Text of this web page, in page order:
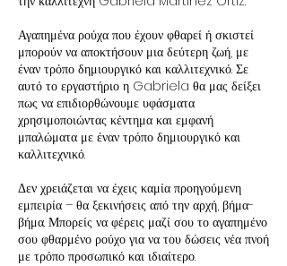
Αγαπημένα ρούχα που έχουν φθαρεί ή σκιστεί
μπορούν να αποκτήσουν μια δεύτερη ζωή, με
έναν τρόπο δημιουργικό και καλλιτεχνικό. Σε
αυτό το εργαστήριο η Gabriela θα μας δείξει
πως να επιδιορθώνουμε υφάσματα
χρησιμοποιώντας κέντημα και εμφανή
μπαλώματα με έναν τρόπο δημιουργικό και
καλλιτεχνικό.
Δεν χρειάζεται να έχεις καμία προηγούμενη
εμπειρία – θα ξεκινήσεις από την αρχή, βήμα-
βήμα. Μπορείς να φέρεις μαζί σου το αγαπημένο
σου φθαρμένο ρούχο για να του δώσεις νέα πνοή
με τρόπο προσωπικό και ιδιαίτερο.